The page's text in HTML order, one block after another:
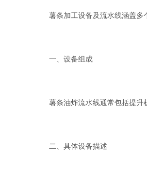
薯条加工设备及流水线涵盖多
一、设备组成
薯条油炸流水线通常包括提升机
二、具体设备描述